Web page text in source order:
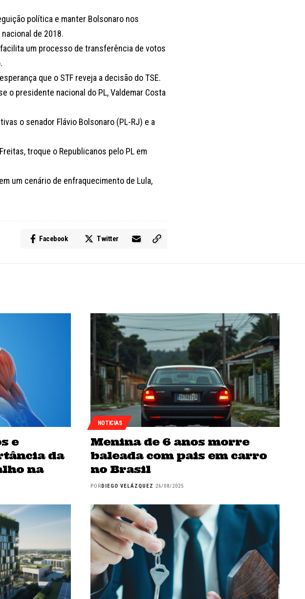
política e manter Bolsonaro nos
de 2018.
um processo de transferência de votos
que o STF reveja a decisão do TSE.
o presidente nacional do PL, Valdemar Costa
o senador Flávio Bolsonaro (PL-RJ) e a
troque o Republicanos pelo PL em
um cenário de enfraquecimento de Lula,
Facebook Twitter
e
da
na
NOTICIAS
Menina de 6 anos morre
baleada com pais em carro
no Brasil
PORDIEGO VELÁZQUEZ 26/08/2025